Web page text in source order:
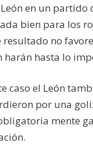
en un
bien para los
no
hasta lo
caso el León
por una
mente